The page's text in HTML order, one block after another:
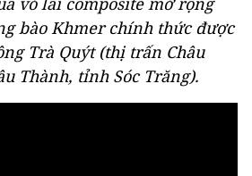
bào Khmer chính thức được
Trà Quýt (thị trấn Châu
Thành, tỉnh Sóc Trăng).